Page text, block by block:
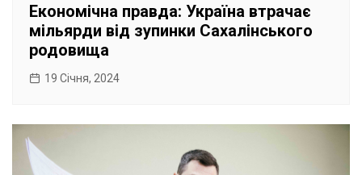
Економічна правда: Україна втрачає
мільярди від зупинки Сахалінського
родовища
19 Січня, 2024